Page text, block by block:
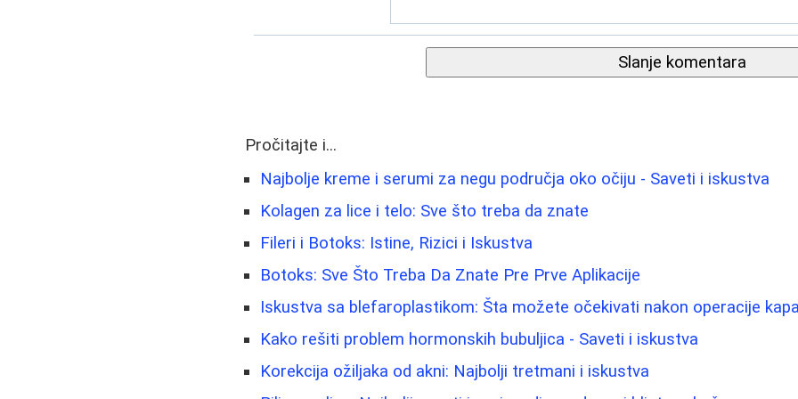
Slanje komentara
Pročitajte i...
Najbolje kreme i serumi za negu područja oko očiju - Saveti i iskustva
Kolagen za lice i telo: Sve što treba da znate
Fileri i Botoks: Istine, Rizici i Iskustva
Botoks: Sve Što Treba Da Znate Pre Prve Aplikacije
Iskustva sa blefaroplastikom: Šta možete očekivati nakon operacije
Kako rešiti problem hormonskih bubuljica - Saveti i iskustva
Korekcija ožiljaka od akni: Najbolji tretmani i iskustva